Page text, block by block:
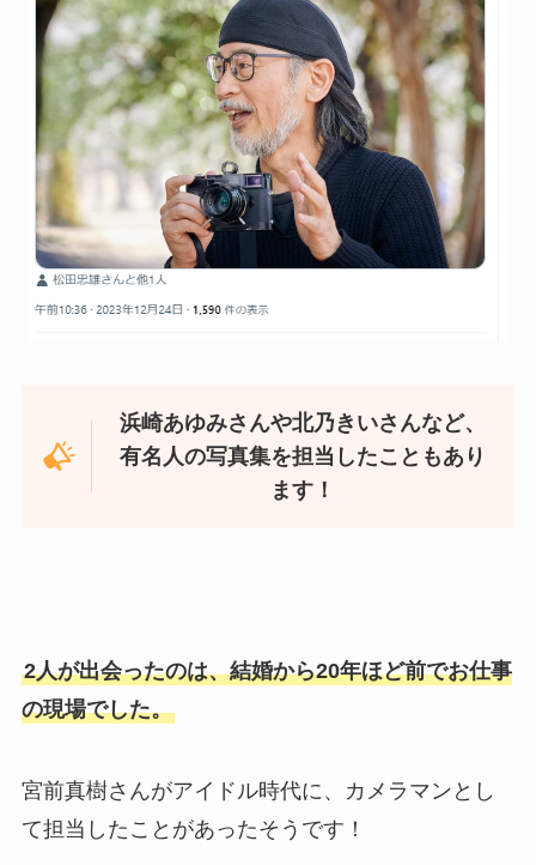
浜崎あゆみさんや北乃きいさんなど、
有名人の写真集を担当したこともあり
ます！
2人が出会ったのは、結婚から20年ほど前でお仕事
の現場でした。
宮前真樹さんがアイドル時代に、カメラマンとし
て担当したことがあったそうです！